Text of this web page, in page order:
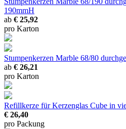
190mmH
ab € 25,92
pro Karton
Stumpenkerzen Marble 68/80
ab € 26,21
pro Karton
Refillkerze für Kerzenglas Cube in
€ 26,40
pro Packung